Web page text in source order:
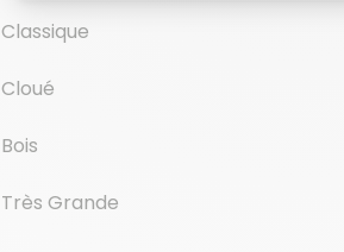
Classique
Cloué
Bois
Très Grande